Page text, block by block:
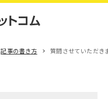
記事の書き方 質問させていただき